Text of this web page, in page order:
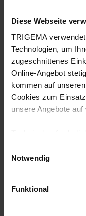
Diese Webseite
TRIGEMA
Technologien, um
zugeschnittenes
Online-Angebot
kommen auf
Cookies zum
unsere Angebote
Technisch
grundlegende
gewährleisten.
Notwendig
Funktional
und Größe
angenehm auf
hervorragend.